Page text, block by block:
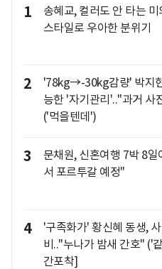
1
송혜교, 컬러도 안 타는
스타일로 우아한 분위기
2
'78kg→-30kg감량' 박지
능한 '자기관리'.."과거 사
('먹을텐데')
3
문채원, 신혼여행 7박 8일
서 포르투갈 예정"
4
'구족화가' 황신혜 동생,
비.."누나가 밤새 간호" ('
간포착]